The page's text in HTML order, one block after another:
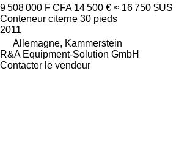
9 508 000 F CFA 14 500 € ≈ 16 750 $US
Conteneur citerne 30 pieds
2011
Allemagne, Kammerstein
R&A Equipment-Solution GmbH
Contacter le vendeur